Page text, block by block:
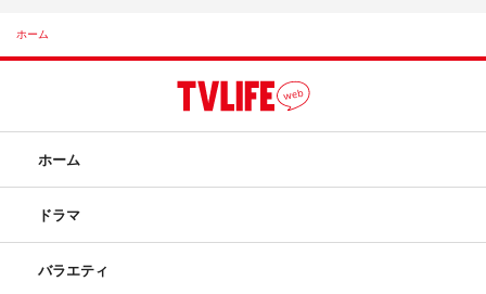
ホーム
ホーム
ドラマ
バラエティ